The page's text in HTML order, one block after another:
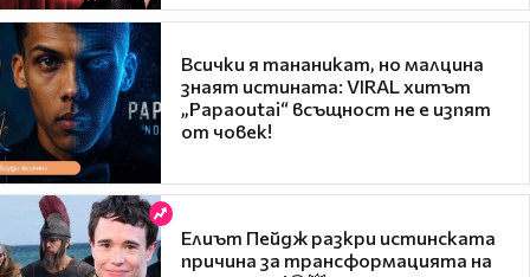
Всички я тананикат, но малцина
знаят истината: VIRAL хитът
„Papaoutai“ всъщност не е изпят
от човек!
Елиът Пейдж разкри истинската
причина за трансформацията на